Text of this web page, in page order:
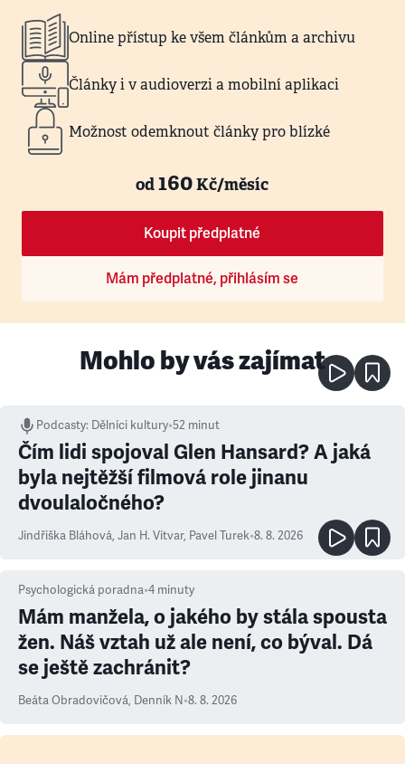
Online přístup ke všem článkům a archivu
Články i v audioverzi a mobilní aplikaci
Možnost odemknout články pro blízké
od160Kč/měsíc
Koupit předplatné
Mám předplatné, přihlásím se
Mohlo by vás zajímat
Podcasty: Dělníci kultury•52 minut
Čím lidi spojoval Glen Hansard? A jaká
byla nejtěžší filmová role jinanu
dvoulaločného?
Jindřiška Bláhová, Jan H. Vitvar, Pavel Turek•8. 8. 2026
Psychologická poradna•4 minuty
Mám manžela, o jakého by stála spousta
žen. Náš vztah už ale není, co býval. Dá
se ještě zachránit?
Beáta Obradovičová, Denník N•8. 8. 2026